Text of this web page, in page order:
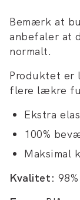
Bemærk at
anbefaler at
normalt.
Produktet er
flere lækre
Ekstra
100%
Maksimal
Kvalitet: